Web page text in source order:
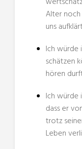
Alter noch
uns
Ich würde
schätzen
hören
Ich würde
dass er
trotz
Leben